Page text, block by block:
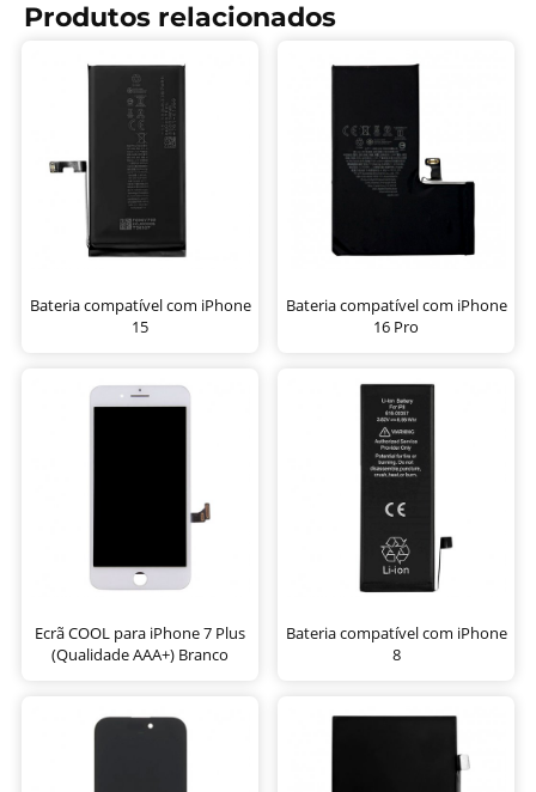
Produtos relacionados
Bateria compatível com iPhone
15
Bateria compatível com iPhone
16 Pro
Ecrã COOL para iPhone 7 Plus
(Qualidade AAA+) Branco
Bateria compatível com iPhone
8